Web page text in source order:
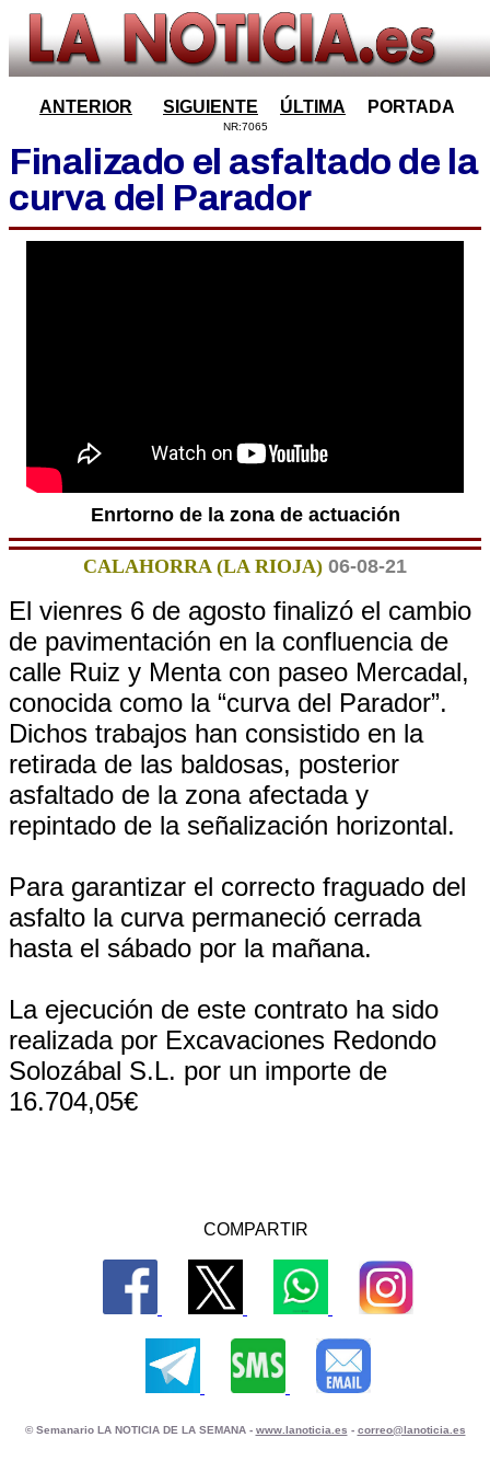
ANTERIOR SIGUIENTE ÚLTIMA PORTADA
NR:7065
Finalizado el asfaltado de la
curva del Parador
Enrtorno de la zona de actuación
CALAHORRA (LA RIOJA) 06-08-21
El vienres 6 de agosto finalizó el cambio
de pavimentación en la confluencia de
calle Ruiz y Menta con paseo Mercadal,
conocida como la “curva del Parador”.
Dichos trabajos han consistido en la
retirada de las baldosas, posterior
asfaltado de la zona afectada y
repintado de la señalización horizontal.
Para garantizar el correcto fraguado del
asfalto la curva permaneció cerrada
hasta el sábado por la mañana.
La ejecución de este contrato ha sido
realizada por Excavaciones Redondo
Solozábal S.L. por un importe de
16.704,05€
COMPARTIR
© Semanario LA NOTICIA DE LA SEMANA - www.lanoticia.es - correo@lanoticia.es